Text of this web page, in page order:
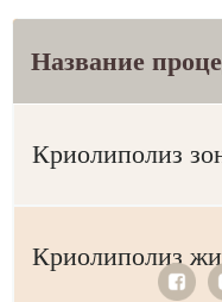
Название
Криолиполиз
Криолиполиз